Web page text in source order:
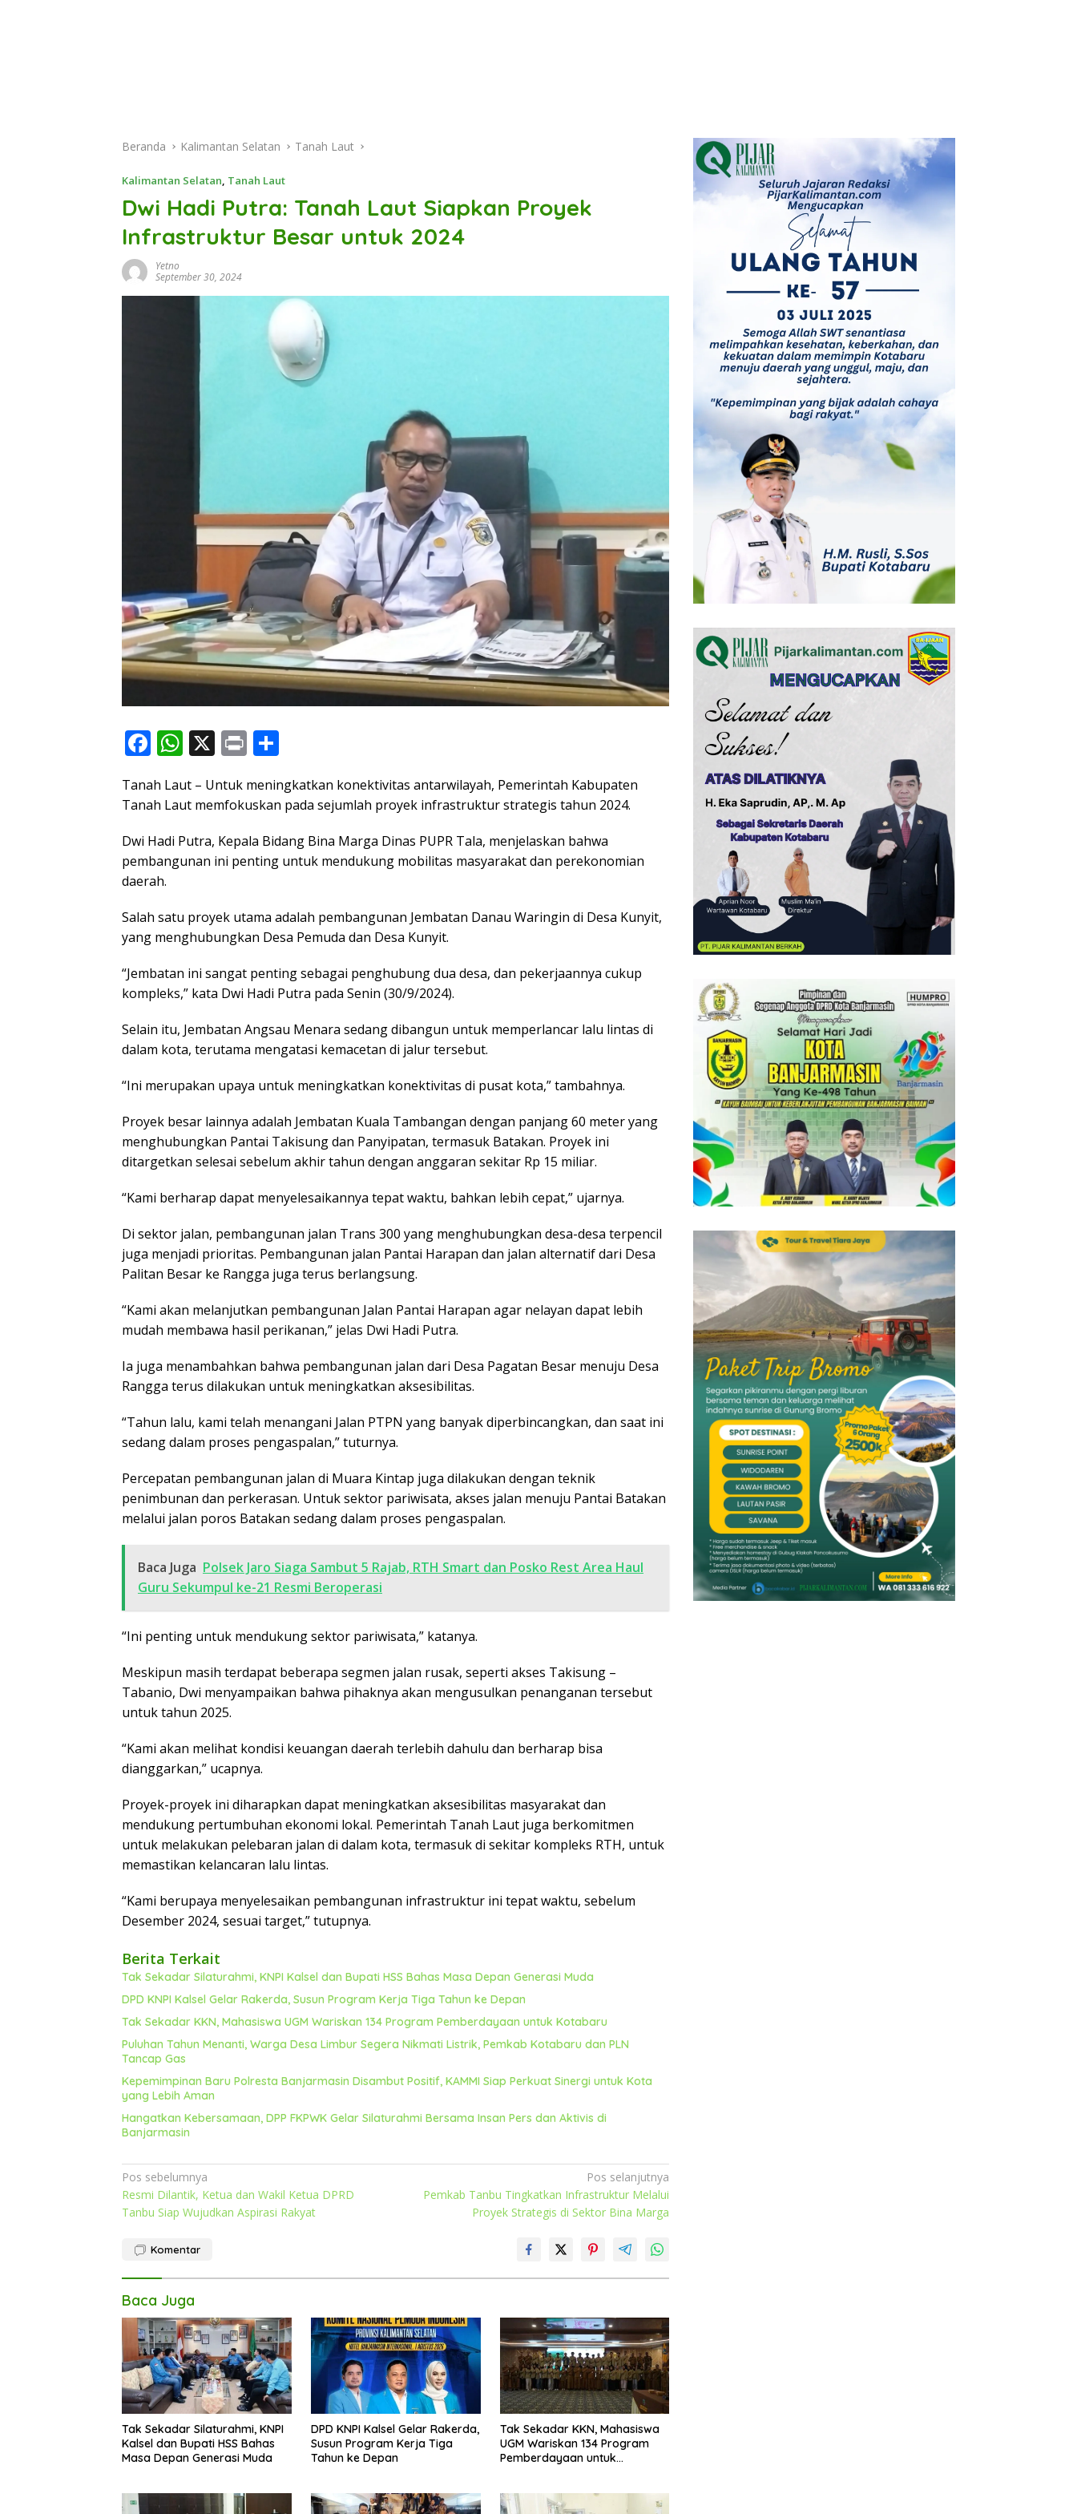
Beranda Kalimantan Selatan Tanah Laut
Kalimantan Selatan, Tanah Laut
Dwi Hadi Putra: Tanah Laut Siapkan Proyek
Infrastruktur Besar untuk 2024
Yetno
September 30, 2024
F
e
b
o
o
k
W
at
s
A
p
X Pr
t ar
e
Tanah Laut – Untuk meningkatkan konektivitas antarwilayah, Pemerintah Kabupaten
Tanah Laut memfokuskan pada sejumlah proyek infrastruktur strategis tahun 2024.
Dwi Hadi Putra, Kepala Bidang Bina Marga Dinas PUPR Tala, menjelaskan bahwa
pembangunan ini penting untuk mendukung mobilitas masyarakat dan perekonomian
daerah.
Salah satu proyek utama adalah pembangunan Jembatan Danau Waringin di Desa Kunyit,
yang menghubungkan Desa Pemuda dan Desa Kunyit.
“Jembatan ini sangat penting sebagai penghubung dua desa, dan pekerjaannya cukup
kompleks,” kata Dwi Hadi Putra pada Senin (30/9/2024).
Selain itu, Jembatan Angsau Menara sedang dibangun untuk memperlancar lalu lintas di
dalam kota, terutama mengatasi kemacetan di jalur tersebut.
“Ini merupakan upaya untuk meningkatkan konektivitas di pusat kota,” tambahnya.
Proyek besar lainnya adalah Jembatan Kuala Tambangan dengan panjang 60 meter yang
menghubungkan Pantai Takisung dan Panyipatan, termasuk Batakan. Proyek ini
ditargetkan selesai sebelum akhir tahun dengan anggaran sekitar Rp 15 miliar.
“Kami berharap dapat menyelesaikannya tepat waktu, bahkan lebih cepat,” ujarnya.
Di sektor jalan, pembangunan jalan Trans 300 yang menghubungkan desa-desa terpencil
juga menjadi prioritas. Pembangunan jalan Pantai Harapan dan jalan alternatif dari Desa
Palitan Besar ke Rangga juga terus berlangsung.
“Kami akan melanjutkan pembangunan Jalan Pantai Harapan agar nelayan dapat lebih
mudah membawa hasil perikanan,” jelas Dwi Hadi Putra.
Ia juga menambahkan bahwa pembangunan jalan dari Desa Pagatan Besar menuju Desa
Rangga terus dilakukan untuk meningkatkan aksesibilitas.
“Tahun lalu, kami telah menangani Jalan PTPN yang banyak diperbincangkan, dan saat ini
sedang dalam proses pengaspalan,” tuturnya.
Percepatan pembangunan jalan di Muara Kintap juga dilakukan dengan teknik
penimbunan dan perkerasan. Untuk sektor pariwisata, akses jalan menuju Pantai Batakan
melalui jalan poros Batakan sedang dalam proses pengaspalan.
Baca Juga Polsek Jaro Siaga Sambut 5 Rajab, RTH Smart dan Posko Rest Area Haul
Guru Sekumpul ke-21 Resmi Beroperasi
“Ini penting untuk mendukung sektor pariwisata,” katanya.
Meskipun masih terdapat beberapa segmen jalan rusak, seperti akses Takisung –
Tabanio, Dwi menyampaikan bahwa pihaknya akan mengusulkan penanganan tersebut
untuk tahun 2025.
“Kami akan melihat kondisi keuangan daerah terlebih dahulu dan berharap bisa
dianggarkan,” ucapnya.
Proyek-proyek ini diharapkan dapat meningkatkan aksesibilitas masyarakat dan
mendukung pertumbuhan ekonomi lokal. Pemerintah Tanah Laut juga berkomitmen
untuk melakukan pelebaran jalan di dalam kota, termasuk di sekitar kompleks RTH, untuk
memastikan kelancaran lalu lintas.
“Kami berupaya menyelesaikan pembangunan infrastruktur ini tepat waktu, sebelum
Desember 2024, sesuai target,” tutupnya.
Berita Terkait
Tak Sekadar Silaturahmi, KNPI Kalsel dan Bupati HSS Bahas Masa Depan Generasi Muda
DPD KNPI Kalsel Gelar Rakerda, Susun Program Kerja Tiga Tahun ke Depan
Tak Sekadar KKN, Mahasiswa UGM Wariskan 134 Program Pemberdayaan untuk Kotabaru
Puluhan Tahun Menanti, Warga Desa Limbur Segera Nikmati Listrik, Pemkab Kotabaru dan PLN
Tancap Gas
Kepemimpinan Baru Polresta Banjarmasin Disambut Positif, KAMMI Siap Perkuat Sinergi untuk Kota
yang Lebih Aman
Hangatkan Kebersamaan, DPP FKPWK Gelar Silaturahmi Bersama Insan Pers dan Aktivis di
Banjarmasin
Navigasi
pos
Pos sebelumnya
Resmi Dilantik, Ketua dan Wakil Ketua DPRD
Tanbu Siap Wujudkan Aspirasi Rakyat
Pos selanjutnya
Pemkab Tanbu Tingkatkan Infrastruktur Melalui
Proyek Strategis di Sektor Bina Marga
Komentar
Baca Juga
Tak Sekadar Silaturahmi, KNPI
Kalsel dan Bupati HSS Bahas
Masa Depan Generasi Muda
DPD KNPI Kalsel Gelar Rakerda,
Susun Program Kerja Tiga
Tahun ke Depan
Tak Sekadar KKN, Mahasiswa
UGM Wariskan 134 Program
Pemberdayaan untuk